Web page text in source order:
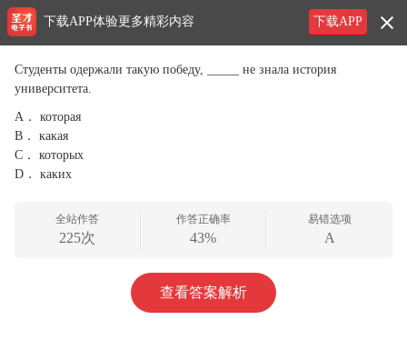
Студенты одержали такую победу, _____ не знала история
университета.
A．
которая
B．
какая
C．
которых
D．
каких
全站作答
225次
作答正确率
43%
易错选项
A
查看答案解析
下载APP
下载APP体验更多精彩内容